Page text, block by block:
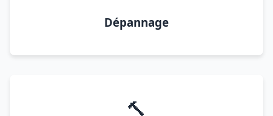
Dépannage
🔨